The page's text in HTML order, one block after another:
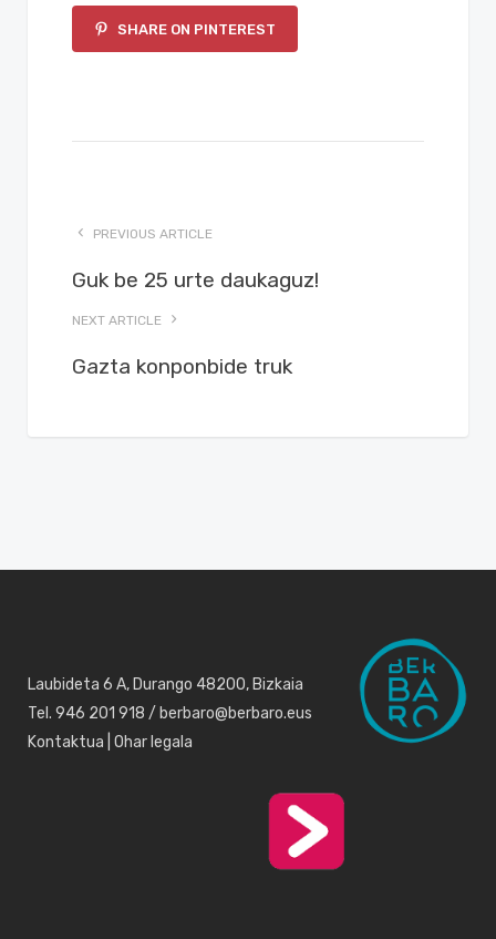
SHARE ON PINTEREST
PREVIOUS ARTICLE
Guk be 25 urte daukaguz!
NEXT ARTICLE
Gazta konponbide truk
Laubideta 6 A, Durango 48200, Bizkaia
Tel. 946 201 918 / berbaro@berbaro.eus
Kontaktua Ohar legala